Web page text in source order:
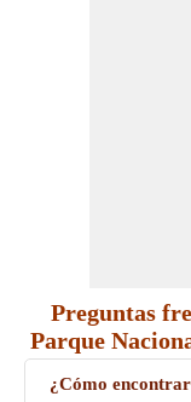
Preguntas
Parque
¿Cómo